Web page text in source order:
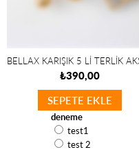
₺390,00
SEPETE EKLE
deneme
test1
test 2